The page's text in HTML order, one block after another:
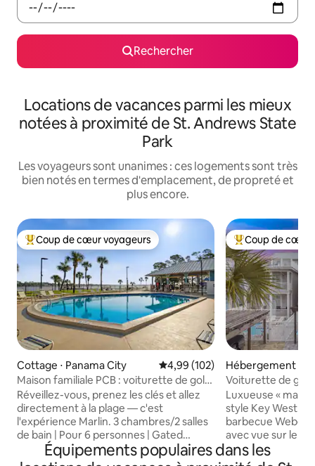
Rechercher
Locations de vacances parmi les mieux
notées à proximité de St. Andrews State
Park
Les voyageurs sont unanimes : ces logements sont très
bien notés en termes d'emplacement, de propreté et
plus encore.
Coups de cœur voyageurs les plus appréciés
Coup de cœur voyageurs
Cottage ⋅ Panama City Évaluation moyenne sur la
4,99 (102)
Maison familiale PCB : voiturette de golf,
piscines, plage
Réveillez-vous, prenez les clés et allez
directement à la plage — c'est
l'expérience Marlin. 3 chambres/2 salles
de bain | Pour 6 personnes | Gated
Venture Out Resort, Panama City Beach
🛺 Voiturette de golf incluse – aucune
Coups de cœur
Coup de cœur
Hébergement ⋅
y
Voiturette de golf
longues |
Luxueuse «
style Key West
barbecue Weber
avec vue sur le golfe ! ★ «
équipements,
approvisionnée,
Équipements populaires dans les